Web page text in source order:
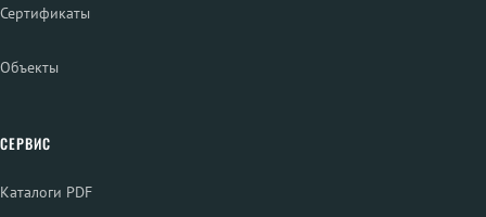
Сертификаты
Объекты
СЕРВИС
Каталоги PDF